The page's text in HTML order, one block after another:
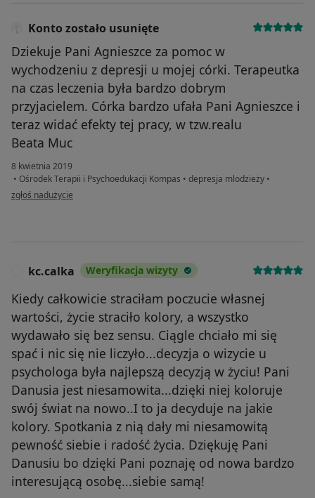
Konto zostało usunięte
Dziekuje Pani Agnieszce za pomoc w
wychodzeniu z depresji u mojej córki. Terapeutka
na czas leczenia była bardzo dobrym
przyjacielem. Córka bardzo ufała Pani Agnieszce i
teraz widać efekty tej pracy, w tzw.realu
Beata Muc
8 kwietnia 2019
• Ośrodek Terapii i Psychoedukacji Kompas • depresja mlodzieży •
w opinii użytkownika Konto zostało usunięte
zgłoś nadużycie
kc.calka Weryfikacja wizyty
Kiedy całkowicie straciłam poczucie własnej
wartości, życie straciło kolory, a wszystko
wydawało się bez sensu. Ciągle chciało mi się
spać i nic się nie liczyło...decyzja o wizycie u
psychologa była najlepszą decyzją w życiu! Pani
Danusia jest niesamowita...dzięki niej koloruje
swój świat na nowo..I to ja decyduje na jakie
kolory. Spotkania z nią dały mi niesamowitą
pewność siebie i radość życia. Dziękuję Pani
Danusiu bo dzięki Pani poznaję od nowa bardzo
interesującą osobę...siebie samą!